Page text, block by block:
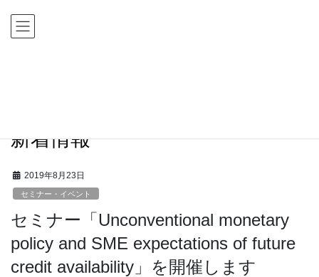
動新着情報
2019年8月23日
セミナー・イベント
セミナー「Unconventional monetary
policy and SME expectations of future
credit availability」を開催します